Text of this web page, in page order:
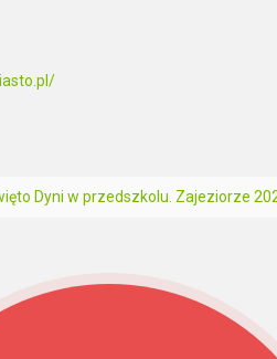
Dyni w przedszkolu. Zajeziorze